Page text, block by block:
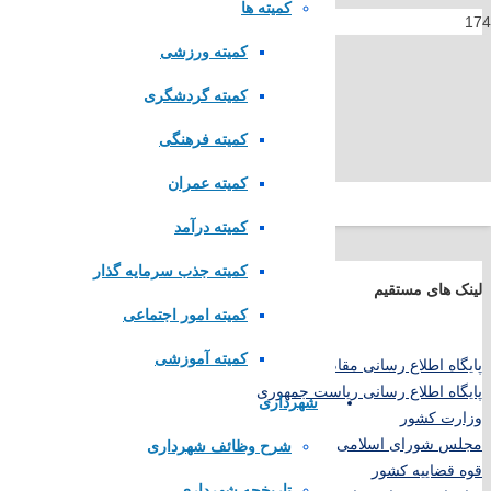
کمیته ها
کمیته ورزشی
کمیته گردشگری
کمیته فرهنگی
کمیته عمران
کمیته درآمد
کمیته جذب سرمایه گذار
کمیته امور اجتماعی
کمیته آموزشی
شهرداری
شرح وظائف شهرداری
لینک های مستقیم
پایگاه اطلاع رسانی مقام معظم رهبری
پایگاه اطلاع رسانی ریاست جمهوری
وزارت کشور
مجلس شورای اسلامی
قوه قضاییه کشور